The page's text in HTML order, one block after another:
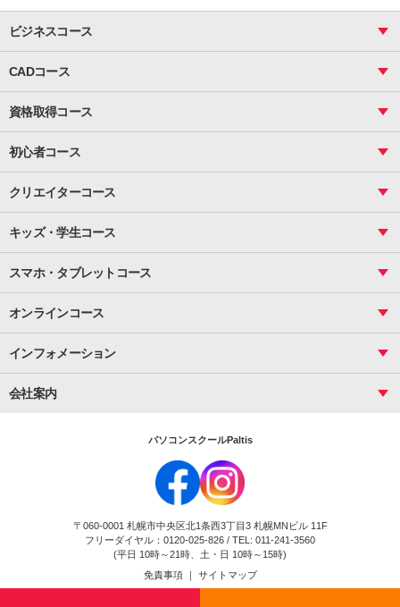
ビジネスコース
関数
ピボットテーブル
マクロ
資料作成（基礎）
資料作成（応用）
プレゼンスキル
Word
文書作成（応用）
文書作成（デザイン活用）
Access
データベース活用
CADコース
図面作成（基礎）
図面作成（応用）
資格取得コース
VBAエキスパート
ビジネス統計
CS
サーティファイ
初心者コース
案内文書・レター・はがき・POP作成
インターネット活用
メール活用
クリエイターコース
基礎
応用
Illustrator
基礎
応用
HTML/CSS
InDesign
Basic
キッズ・学生コース
プライマリー（年長～小２）
スタンダード（小３～小６）
マインクラフト（年長～小６）
パソコンコース
中学生コース
高校生コース
スマホ・タブレットコース
初めてのLINE
初めてのInstagram
初めてのTwitter
初めてのfacebook
オンラインコース
インフォメーション
パルティスの特徴
ジュニアプログラミングスクール時計台教室
ジュニアプログラミングスクール苫小牧沼ノ端教室
会社案内
パソコンスクールPaltis
〒060-0001 札幌市中央区北1条西3丁目3 札幌MNビル 11F
フリーダイヤル：0120-025-826 / TEL: 011-241-3560
(平日 10時～21時、土・日 10時～15時)
免責事項
｜ サイトマップ